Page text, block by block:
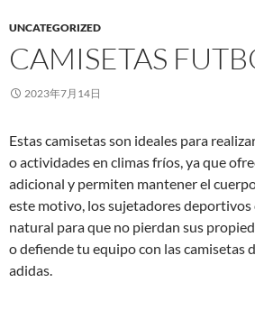
UNCATEGORIZED
CAMISETAS
2023年7月14日
Estas camisetas son ideales para
o actividades en climas fríos, ya que
adicional y permiten mantener el
este motivo, los sujetadores deportivos
natural para que no pierdan sus
o defiende tu equipo con las camisetas
adidas.